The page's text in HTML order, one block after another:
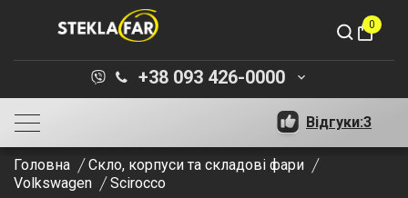
shopping_bag
0
+38 093 426-0000 keyboard_arrow_down
Відгуки:3
Головна
Скло, корпуси та складові фари
Volkswagen
Scirocco